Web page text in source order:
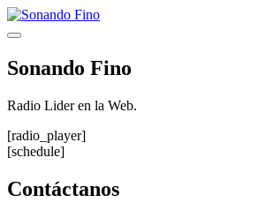
Saltar
al
Menú
Sonando Fino
Radio Lider en la Web.
[radio_player]
[schedule]
Contáctanos